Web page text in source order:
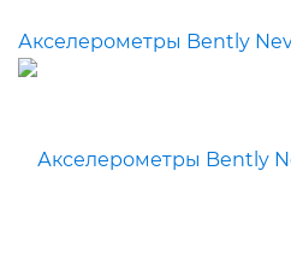
Акселерометры Bently